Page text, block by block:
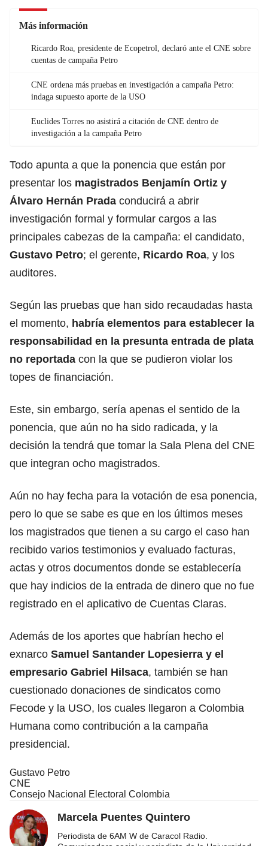
Más información
Ricardo Roa, presidente de Ecopetrol, declaró ante el CNE sobre
cuentas de campaña Petro
CNE ordena más pruebas en investigación a campaña Petro:
indaga supuesto aporte de la USO
Euclides Torres no asistirá a citación de CNE dentro de
investigación a la campaña Petro
Todo apunta a que la ponencia que están por
presentar los magistrados Benjamín Ortiz y
Álvaro Hernán Prada conducirá a abrir
investigación formal y formular cargos a las
principales cabezas de la campaña: el candidato,
Gustavo Petro; el gerente, Ricardo Roa, y los
auditores.
Según las pruebas que han sido recaudadas hasta
el momento, habría elementos para establecer la
responsabilidad en la presunta entrada de plata
no reportada con la que se pudieron violar los
topes de financiación.
Este, sin embargo, sería apenas el sentido de la
ponencia, que aún no ha sido radicada, y la
decisión la tendrá que tomar la Sala Plena del CNE
que integran ocho magistrados.
Aún no hay fecha para la votación de esa ponencia,
pero lo que se sabe es que en los últimos meses
los magistrados que tienen a su cargo el caso han
recibido varios testimonios y evaluado facturas,
actas y otros documentos donde se establecería
que hay indicios de la entrada de dinero que no fue
registrado en el aplicativo de Cuentas Claras.
Además de los aportes que habrían hecho el
exnarco Samuel Santander Lopesierra y el
empresario Gabriel Hilsaca, también se han
cuestionado donaciones de sindicatos como
Fecode y la USO, los cuales llegaron a Colombia
Humana como contribución a la campaña
presidencial.
Gustavo Petro
CNE
Consejo Nacional Electoral Colombia
Marcela Puentes Quintero
Periodista de 6AM W de Caracol Radio.